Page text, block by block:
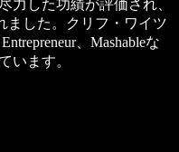
力した功績が評価され、
ました。クリフ・ワイツ
、Mashableな
います。